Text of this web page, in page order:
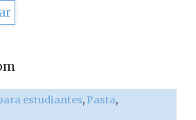
estudiantes, Pasta,